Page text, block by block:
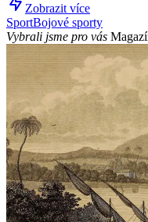
Zobrazit více
SportBojové sporty
Vybrali jsme pro vás